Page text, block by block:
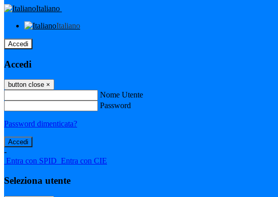
Italiano
Italiano
Accedi
Accedi
button close ×
Nome Utente
Password
Password dimenticata?
-
Entra con SPID Entra con CIE
Seleziona utente